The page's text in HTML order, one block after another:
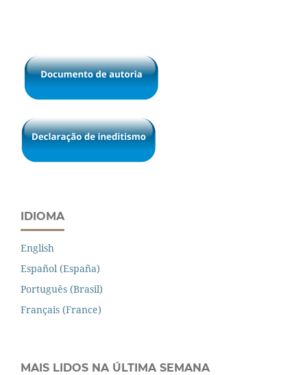
IDIOMA
English
Español (España)
Português (Brasil)
Français (France)
MAIS LIDOS NA ÚLTIMA SEMANA